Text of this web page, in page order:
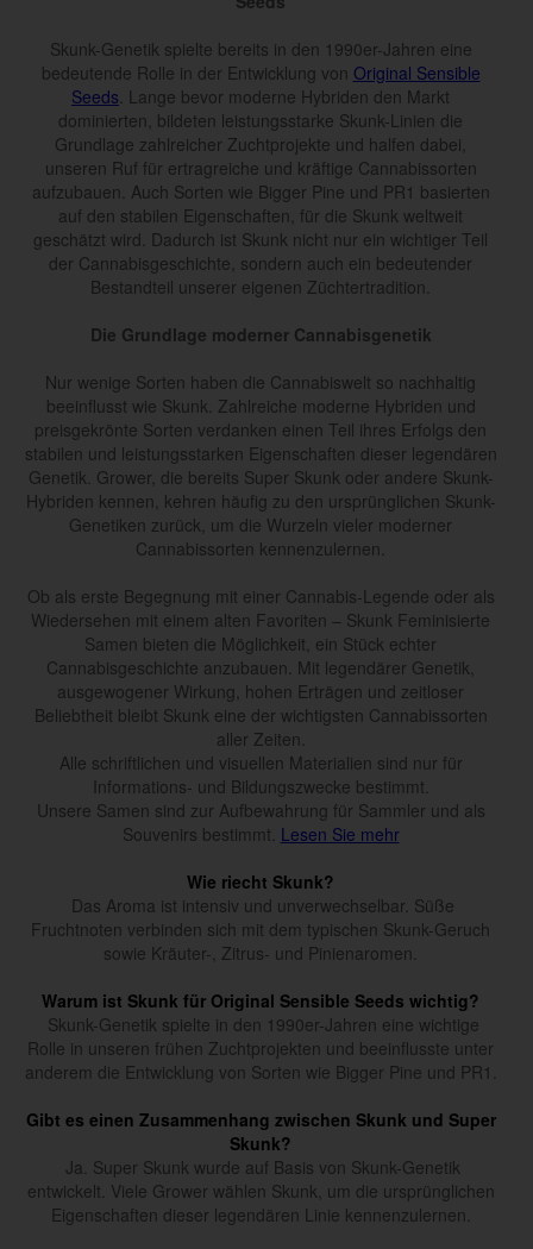
Skunk-Genetik spielte bereits in den 1990er-Jahren eine
bedeutende Rolle in der Entwicklung von Original Sensible
Seeds. Lange bevor moderne Hybriden den Markt
dominierten, bildeten leistungsstarke Skunk-Linien die
Grundlage zahlreicher Zuchtprojekte und halfen dabei,
unseren Ruf für ertragreiche und kräftige Cannabissorten
aufzubauen. Auch Sorten wie Bigger Pine und PR1 basierten
auf den stabilen Eigenschaften, für die Skunk weltweit
geschätzt wird. Dadurch ist Skunk nicht nur ein wichtiger Teil
der Cannabisgeschichte, sondern auch ein bedeutender
Bestandteil unserer eigenen Züchtertradition.
Die Grundlage moderner Cannabisgenetik
Nur wenige Sorten haben die Cannabiswelt so nachhaltig
beeinflusst wie Skunk. Zahlreiche moderne Hybriden und
preisgekrönte Sorten verdanken einen Teil ihres Erfolgs den
stabilen und leistungsstarken Eigenschaften dieser legendären
Genetik. Grower, die bereits Super Skunk oder andere Skunk-
Hybriden kennen, kehren häufig zu den ursprünglichen Skunk-
Genetiken zurück, um die Wurzeln vieler moderner
Cannabissorten kennenzulernen.
Ob als erste Begegnung mit einer Cannabis-Legende oder als
Wiedersehen mit einem alten Favoriten – Skunk Feminisierte
Samen bieten die Möglichkeit, ein Stück echter
Cannabisgeschichte anzubauen. Mit legendärer Genetik,
ausgewogener Wirkung, hohen Erträgen und zeitloser
Beliebtheit bleibt Skunk eine der wichtigsten Cannabissorten
aller Zeiten.
Alle schriftlichen und visuellen Materialien sind nur für
Informations- und Bildungszwecke bestimmt.
Unsere Samen sind zur Aufbewahrung für Sammler und als
Souvenirs bestimmt. Lesen Sie mehr
Wie riecht Skunk?
Das Aroma ist intensiv und unverwechselbar. Süße
Fruchtnoten verbinden sich mit dem typischen Skunk-Geruch
sowie Kräuter-, Zitrus- und Pinienaromen.
Warum ist Skunk für Original Sensible Seeds wichtig?
Skunk-Genetik spielte in den 1990er-Jahren eine wichtige
Rolle in unseren frühen Zuchtprojekten und beeinflusste unter
anderem die Entwicklung von Sorten wie Bigger Pine und PR1.
Gibt es einen Zusammenhang zwischen Skunk und Super
Skunk?
Ja. Super Skunk wurde auf Basis von Skunk-Genetik
entwickelt. Viele Grower wählen Skunk, um die ursprünglichen
Eigenschaften dieser legendären Linie kennenzulernen.